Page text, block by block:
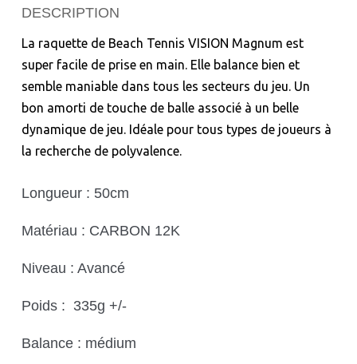
DESCRIPTION
La raquette de Beach Tennis VISION Magnum est
super facile de prise en main. Elle balance bien et
semble maniable dans tous les secteurs du jeu. Un
bon amorti de touche de balle associé à un belle
dynamique de jeu. Idéale pour tous types de joueurs à
la recherche de polyvalence.
Longueur : 50cm
Matériau : CARBON 12K
Niveau : Avancé
Poids : 335g +/-
Balance : médium